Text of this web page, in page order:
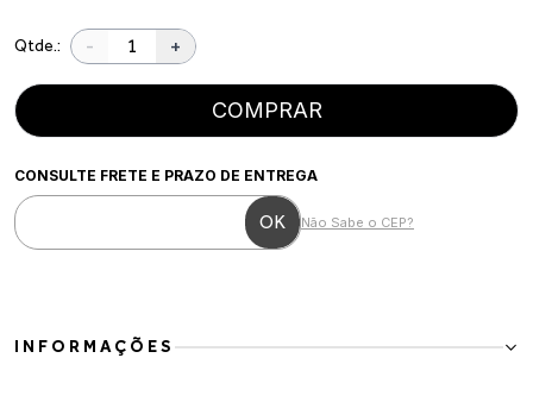
Qtde.: - +
COMPRAR
CONSULTE FRETE E PRAZO DE ENTREGA
Não Sabe o CEP?
INFORMAÇÕES